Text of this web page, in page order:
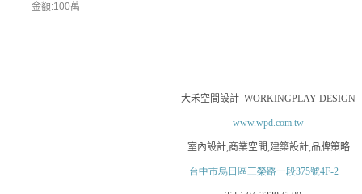
金額:100萬
大禾空間設計 WORKINGPLAY DESIGN
www.wpd.com.tw
室內設計,商業空間,建築設計,品牌策略
台中市烏日區三榮路一段375號4F-2